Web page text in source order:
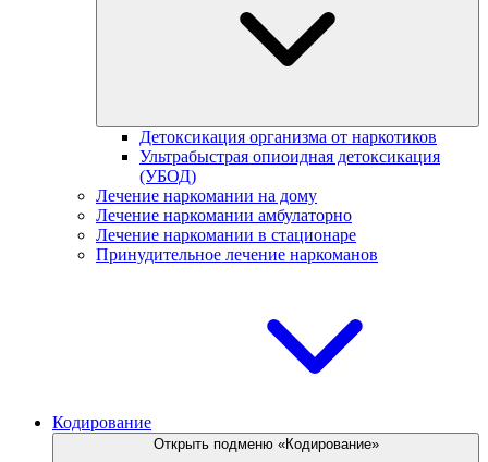
Детоксикация организма от наркотиков
Ультрабыстрая опиоидная детоксикация
(УБОД)
Лечение наркомании на дому
Лечение наркомании амбулаторно
Лечение наркомании в стационаре
Принудительное лечение наркоманов
Кодирование
Открыть подменю «Кодирование»